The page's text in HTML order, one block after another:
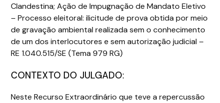
Clandestina; Ação de Impugnação de Mandato Eletivo
– Processo eleitoral: ilicitude de prova obtida por meio
de gravação ambiental realizada sem o conhecimento
de um dos interlocutores e sem autorização judicial –
RE 1.040.515/SE (Tema 979 RG)
CONTEXTO DO JULGADO:
Neste Recurso Extraordinário que teve a repercussão